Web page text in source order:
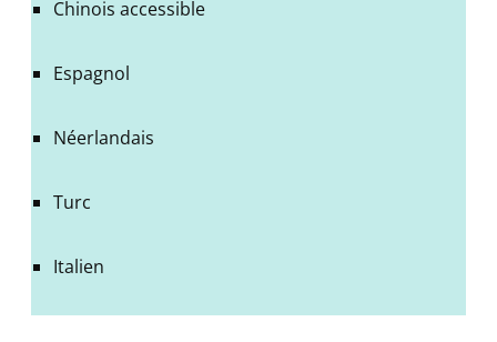
Chinois accessible
Espagnol
Néerlandais
Turc
Italien